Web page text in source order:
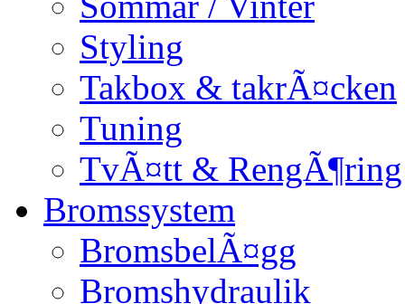
Styling
Takbox & takrÃ¤cken
Tuning
TvÃ¤tt & RengÃ¶ring
Bromssystem
BromsbelÃ¤gg
Bromshydraulik